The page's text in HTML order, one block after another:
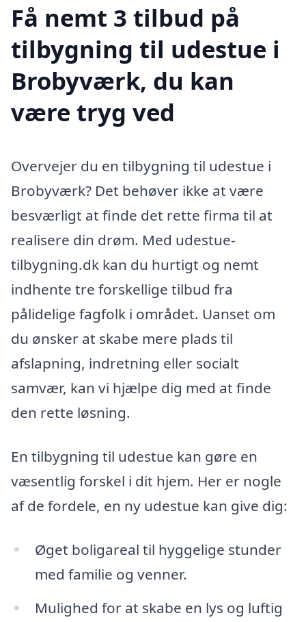
Få nemt 3 tilbud på
tilbygning til udestue i
Brobyværk, du kan
være tryg ved
Overvejer du en tilbygning til udestue i
Brobyværk? Det behøver ikke at være
besværligt at finde det rette firma til at
realisere din drøm. Med udestue-
tilbygning.dk kan du hurtigt og nemt
indhente tre forskellige tilbud fra
pålidelige fagfolk i området. Uanset om
du ønsker at skabe mere plads til
afslapning, indretning eller socialt
samvær, kan vi hjælpe dig med at finde
den rette løsning.
En tilbygning til udestue kan gøre en
væsentlig forskel i dit hjem. Her er nogle
af de fordele, en ny udestue kan give dig:
Øget boligareal til hyggelige stunder
med familie og venner.
Mulighed for at skabe en lys og luftig